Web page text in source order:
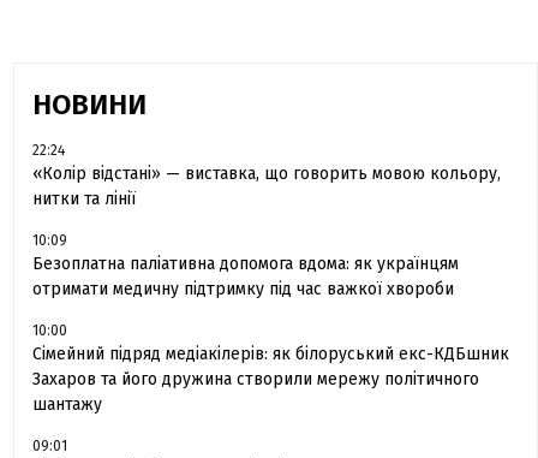
НОВИНИ
22:24
«Колір відстані» — виставка, що говорить мовою кольору,
нитки та лінії
10:09
Безоплатна паліативна допомога вдома: як українцям
отримати медичну підтримку під час важкої хвороби
10:00
Сімейний підряд медіакілерів: як білоруський екс-КДБшник
Захаров та його дружина створили мережу політичного
шантажу
09:01